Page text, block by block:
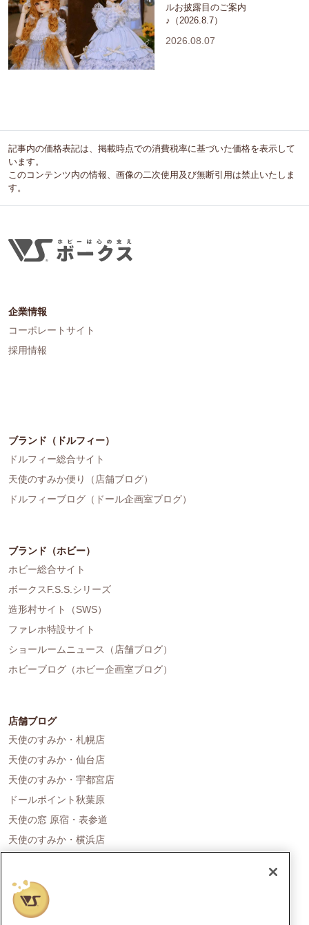
ルお披露目のご案内
♪（2026.8.7）
2026.08.07
記事内の価格表記は、掲載時点での消費税率に基づいた価格を表示して
います。
このコンテンツ内の情報、画像の二次使用及び無断引用は禁止いたしま
す。
企業情報
コーポレートサイト
採用情報
ブランド（ドルフィー）
ドルフィー総合サイト
天使のすみか便り（店舗ブログ）
ドルフィーブログ（ドール企画室ブログ）
ブランド（ホビー）
ホビー総合サイト
ボークスF.S.S.シリーズ
造形村サイト（SWS）
ファレホ特設サイト
ショールームニュース（店舗ブログ）
ホビーブログ（ホビー企画室ブログ）
店舗ブログ
天使のすみか・札幌店
天使のすみか・仙台店
天使のすみか・宇都宮店
ドールポイント秋葉原
天使の窓 原宿・表参道
天使のすみか・横浜店
天使の里 霞中庵
ドールポイント大阪
天使のすみか・神戸店